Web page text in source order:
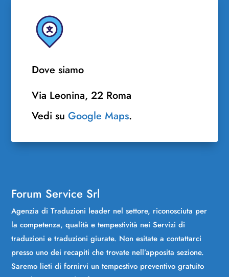
Dove siamo
Via Leonina, 22 Roma
Vedi suGoogle Maps.
Forum Service Srl
Agenzia di Traduzioni leader nel settore, riconosciuta per
la competenza, qualità e tempestività nei Servizi di
traduzioni e traduzioni giurate. Non esitate a contattarci
presso uno dei recapiti che trovate nell’apposita sezione.
Saremo lieti di fornirvi un tempestivo preventivo gratuito